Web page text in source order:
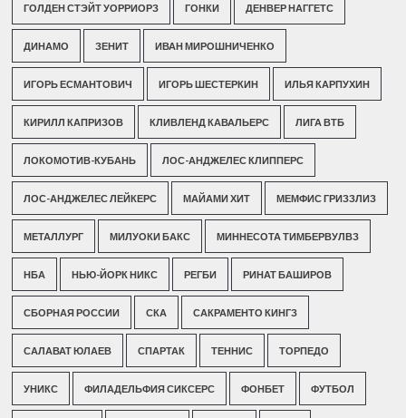
ГОЛДЕН СТЭЙТ УОРРИОРЗ ГОНКИ ДЕНВЕР НАГГЕТС
ДИНАМО ЗЕНИТ ИВАН МИРОШНИЧЕНКО
ИГОРЬ ЕСМАНТОВИЧ ИГОРЬ ШЕСТЕРКИН ИЛЬЯ КАРПУХИН
КИРИЛЛ КАПРИЗОВ КЛИВЛЕНД КАВАЛЬЕРС ЛИГА ВТБ
ЛОКОМОТИВ-КУБАНЬ ЛОС-АНДЖЕЛЕС КЛИППЕРС
ЛОС-АНДЖЕЛЕС ЛЕЙКЕРС МАЙАМИ ХИТ МЕМФИС ГРИЗЗЛИЗ
МЕТАЛЛУРГ МИЛУОКИ БАКС МИННЕСОТА ТИМБЕРВУЛВЗ
НБА НЬЮ-ЙОРК НИКС РЕГБИ РИНАТ БАШИРОВ
СБОРНАЯ РОССИИ СКА САКРАМЕНТО КИНГЗ
САЛАВАТ ЮЛАЕВ СПАРТАК ТЕННИС ТОРПЕДО
УНИКС ФИЛАДЕЛЬФИЯ СИКСЕРС ФОНБЕТ ФУТБОЛ